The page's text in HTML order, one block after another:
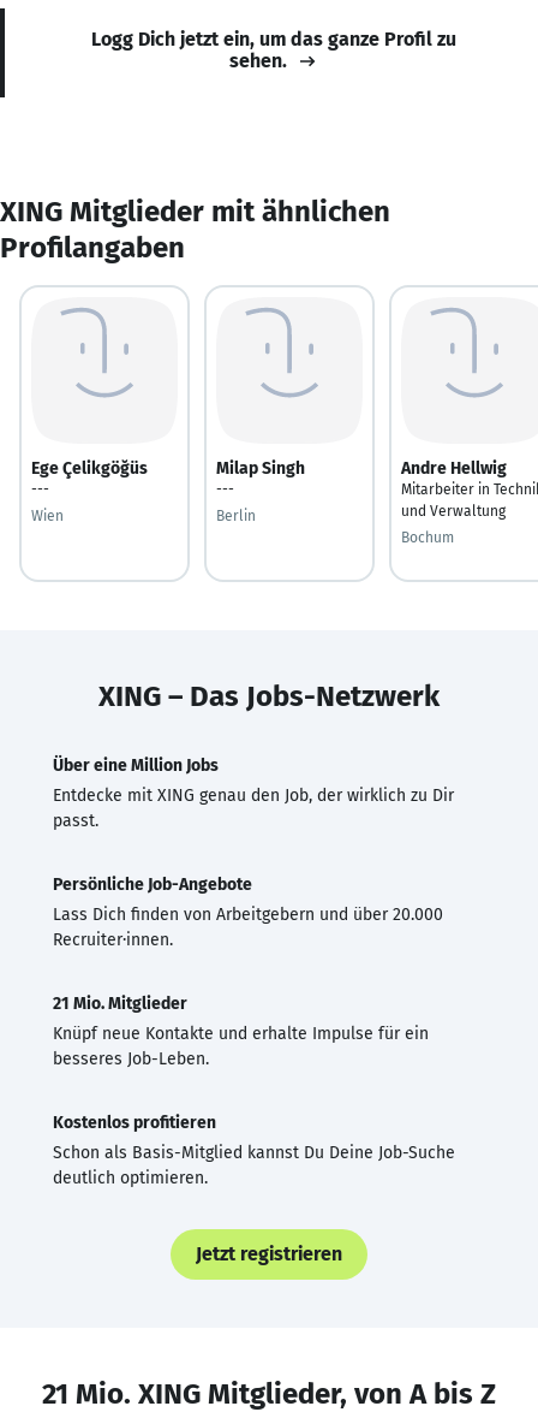
Logg Dich jetzt ein, um das ganze Profil zu
sehen.
XING Mitglieder mit ähnlichen
Profilangaben
Ege Çelikgöğüs
---
Wien
Milap Singh
---
Berlin
Andre Hellwig
Mitarbeiter in
und Verwaltung
Bochum
XING – Das Jobs-Netzwerk
Über eine Million Jobs
Entdecke mit XING genau den Job, der wirklich zu Dir
passt.
Persönliche Job-Angebote
Lass Dich finden von Arbeitgebern und über 20.000
Recruiter·innen.
21 Mio. Mitglieder
Knüpf neue Kontakte und erhalte Impulse für ein
besseres Job-Leben.
Kostenlos profitieren
Schon als Basis-Mitglied kannst Du Deine Job-Suche
deutlich optimieren.
Jetzt registrieren
21 Mio. XING Mitglieder, von A bis Z